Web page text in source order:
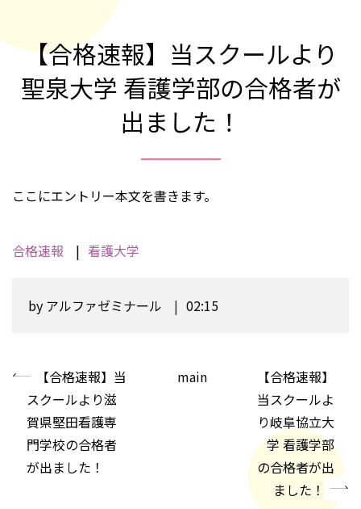
【合格速報】当スクールより
聖泉大学 看護学部の合格者が
出ました！
ここにエントリー本文を書きます。
合格速報 看護大学
by アルファゼミナール 02:15
«
【合格速報】当
スクールより滋
賀県堅田看護専
門学校の合格者
が出ました！
main
【合格速報】
当スクールよ
り岐阜協立大
学 看護学部
の合格者が出
ました！ »